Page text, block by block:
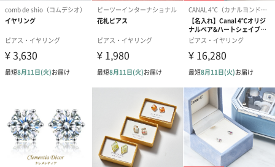
thank youカード（0
誕生日カード（0円） 母の日カード
ラッピング